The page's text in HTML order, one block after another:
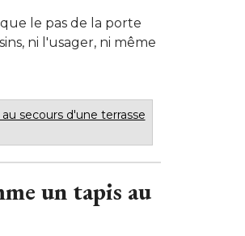
le pas de la porte
ni l'usager, ni même
secours d'une terrasse
un tapis au